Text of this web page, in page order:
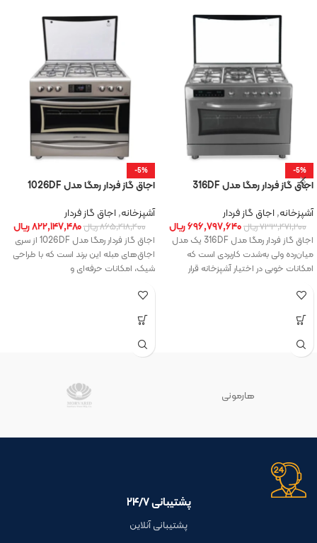
-5%
اجاق گاز فردار رمگا مدل 316DF
آشپزخانه,اجاق گاز فردار
۷۳۳,۴۷۱,۲۰۰ریال۶۹۶,۷۹۷,۶۴۰ریال
اجاق گاز فردار رمگا مدل 316DF یک مدل
میان‌رده ولی به‌شدت کاربردی است که
امکانات خوبی در اختیار آشپزخانه قرار
-5%
اجاق گاز فردار رمگا مدل 1026DF
آشپزخانه,اجاق گاز فردار
۸۶۵,۴۱۸,۴۰۰ریال۸۲۲,۱۴۷,۴۸۰ریال
اجاق گاز فردار رمگا مدل 1026DF از سری
اجاق‌های مبله این برند است که با طراحی
شیک، امکانات حرفه‌ای و
هارمونی
پشتیبانی ۲۴/۷
پشتیبانی آنلاین